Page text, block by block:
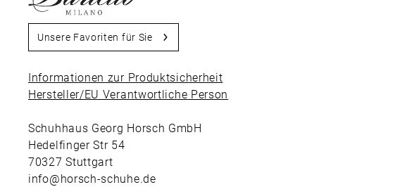
Unsere Favoriten für Sie
Informationen zur Produktsicherheit
Hersteller/EU Verantwortliche Person
Schuhhaus Georg Horsch GmbH
Hedelfinger Str 54
70327 Stuttgart
info@horsch-schuhe.de